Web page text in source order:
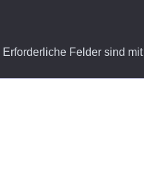
Erforderliche Felder sind mit